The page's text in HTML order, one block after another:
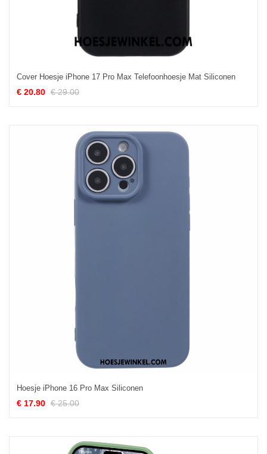
Cover Hoesje iPhone 17 Pro Max Telefoonhoesje Mat Siliconen
€ 20.80 € 29.00
Hoesje iPhone 16 Pro Max Siliconen
€ 17.90 € 25.00